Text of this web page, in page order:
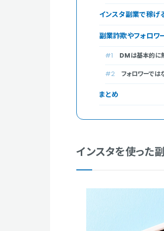
インスタ副業で稼げ
副業詐欺やフォロワ
DMは基本的に
フォロワーでは
まとめ
インスタを使った